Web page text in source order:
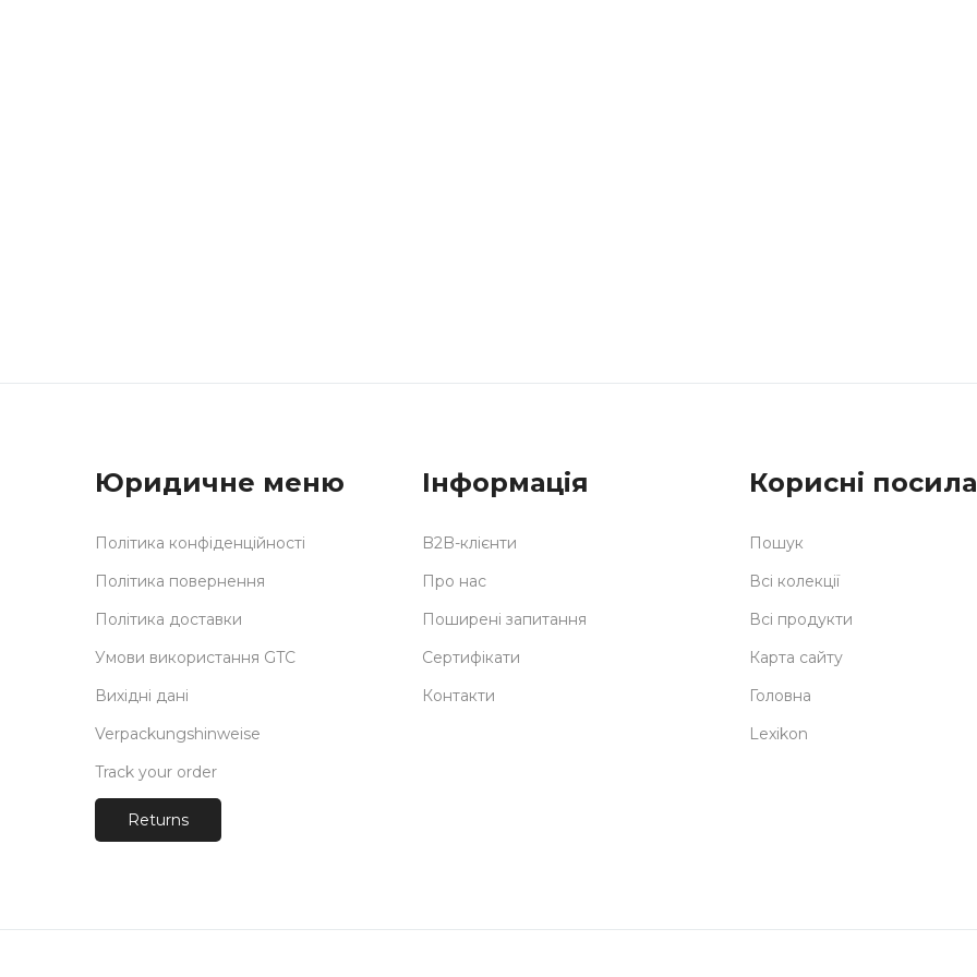
Юридичне меню
Політика конфіденційності
Політика повернення
Політика доставки
Умови використання GTC
Вихідні дані
Verpackungshinweise
Track your order
Returns
Інформація
B2B-клієнти
Про нас
Поширені запитання
Сертифікати
Контакти
Корисні
Пошук
Всі колекції
Всі продукти
Карта сайту
Головна
Lexikon